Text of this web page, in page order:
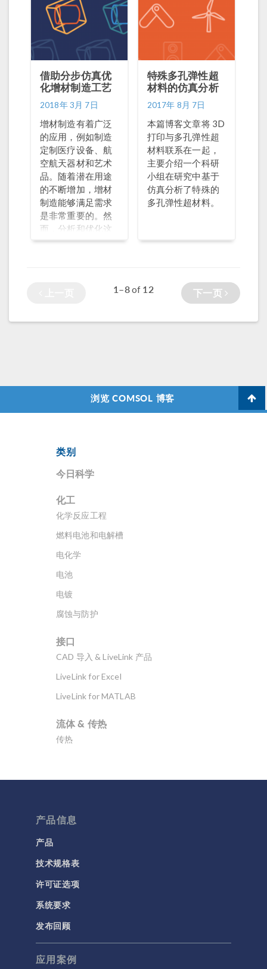
借助分步仿真优
化增材制造工艺
2018年 3月 7日
增材制造有着广泛
的应用，例如制造
定制医疗设备、航
空航天器材和艺术
品。随着潜在用途
的不断增加，增材
制造能够满足需求
是非常重要的。然
而，分析和优化这
个复杂的过程可能
特殊多孔弹性超
材料的仿真分析
2017年 8月 7日
本篇博客文章将 3D
打印与多孔弹性超
材料联系在一起，
主要介绍一个科研
小组在研究中基于
仿真分析了特殊的
多孔弹性超材料。
1–8of 12 下一页
浏览 COMSOL 博客
类别
今日科学
化工
化学反应工程
燃料电池和电解槽
电化学
电池
电镀
腐蚀与防护
接口
CAD 导入 & LiveLink 产品
LiveLink for Excel
LiveLink for MATLAB
流体 & 传热
传热
多孔介质流动
流体流动颗粒跟踪
电磁学
RF 与微波工程
低频电磁学
半导体器件
带电粒子追踪
产品信息
产品
技术规格表
许可证选项
系统要求
发布回顾
应用案例